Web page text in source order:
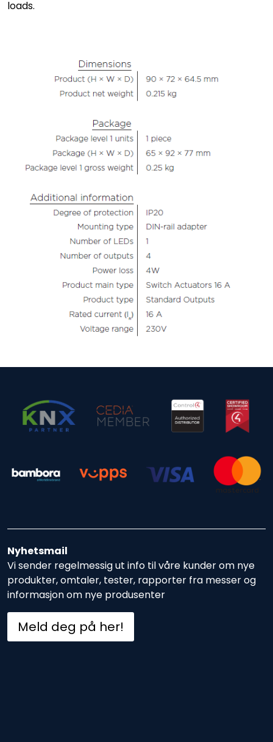
loads.
Nyhetsmail
Vi sender regelmessig ut info til våre kunder om nye
produkter, omtaler, tester, rapporter fra messer og
informasjon om nye produsenter
Meld deg på her!